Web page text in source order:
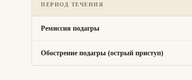
ПЕРИОД ТЕЧЕНИЯ
Ремиссия подагры
Обострение подагры (острый приступ)